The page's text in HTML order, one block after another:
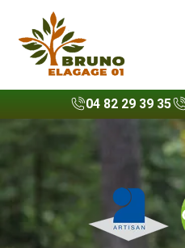
04 82 29 39 35